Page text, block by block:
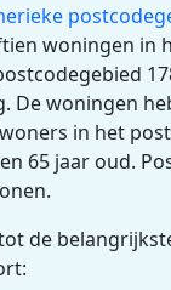
woningen in
De woningen
in het
65 jaar oud.
de